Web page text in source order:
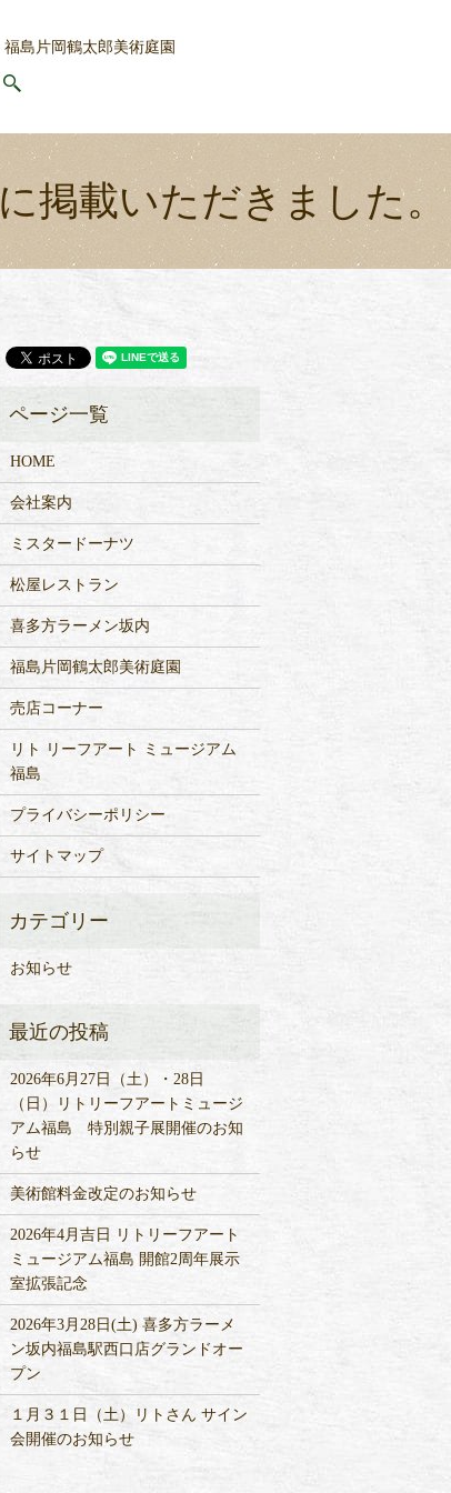
福島片岡鶴太郎美術庭園
掲載いただきました。
HOME
会社案内
ミスタードーナツ
松屋レストラン
喜多方ラーメン坂内
福島片岡鶴太郎美術庭園
売店コーナー
リト リーフアート ミュージアム
福島
プライバシーポリシー
サイトマップ
お知らせ
2026年6月27日（土）・28日
（日）リトリーフアートミュージ
アム福島 特別親子展開催のお知
らせ
美術館料金改定のお知らせ
2026年4月吉日 リトリーフアート
ミュージアム福島 開館2周年展示
室拡張記念
2026年3月28日(土) 喜多方ラーメ
ン坂内福島駅西口店グランドオー
プン
１月３１日（土）リトさん サイン
会開催のお知らせ